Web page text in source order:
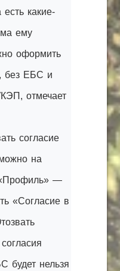
какие-
ему
оформить
без ЕБС и
отмечает
согласие
на
«Профиль» —
«Согласие в
будет нельзя